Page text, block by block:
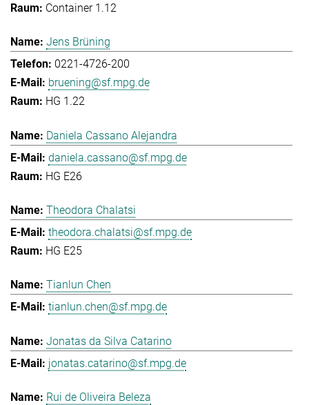
Container 1.12
Jens Brüning
0221-4726-200
bruening@sf.mpg.de
HG 1.22
Daniela Cassano Alejandra
daniela.cassano@sf.mpg.de
HG E26
Theodora Chalatsi
theodora.chalatsi@sf.mpg.de
HG E25
Tianlun Chen
tianlun.chen@sf.mpg.de
Jonatas da Silva Catarino
jonatas.catarino@sf.mpg.de
Rui de Oliveira Beleza